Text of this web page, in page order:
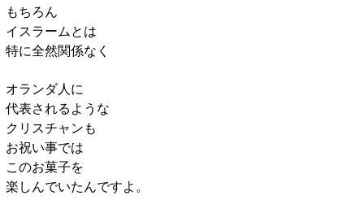
もちろん
イスラームとは
特に全然関係なく
オランダ人に
代表されるような
クリスチャンも
お祝い事では
このお菓子を
楽しんでいたんですよ。